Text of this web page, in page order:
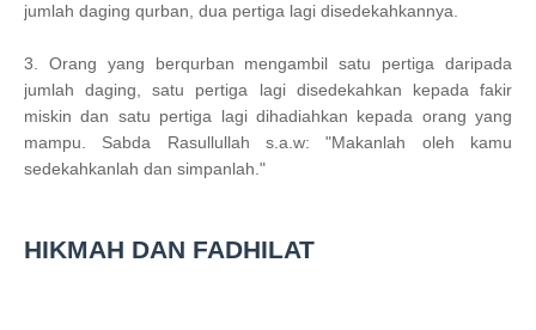
jumlah daging qurban, dua pertiga lagi disedekahkannya.
3. Orang yang berqurban mengambil satu pertiga daripada
jumlah daging, satu pertiga lagi disedekahkan kepada fakir
miskin dan satu pertiga lagi dihadiahkan kepada orang yang
mampu. Sabda Rasullullah s.a.w: "Makanlah oleh kamu
sedekahkanlah dan simpanlah."
HIKMAH DAN FADHILAT